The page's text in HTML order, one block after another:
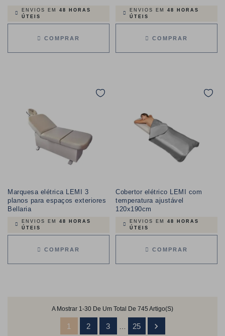
ENVIOS EM 48 HORAS
ÚTEIS
COMPRAR
ENVIOS EM 48 HORAS
ÚTEIS
COMPRAR
Marquesa elétrica LEMI 3
planos para espaços exteriores
Bellaria
ENVIOS EM 48 HORAS
ÚTEIS
COMPRAR
Cobertor elétrico LEMI com
temperatura ajustável
120x190cm
ENVIOS EM 48 HORAS
ÚTEIS
COMPRAR
A Mostrar 1-30 De Um Total De 745 Artigo(s)
1 2 3 25 